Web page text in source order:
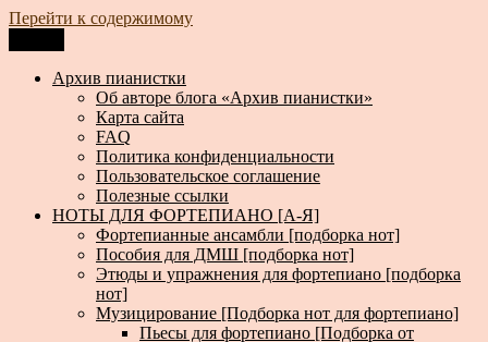
Перейти к содержимому
Архив пианистки
Всё для пианистов: ноты, книги, музыка, статьи…
Архив пианистки
Об авторе блога «Архив пианистки»
Карта сайта
FAQ
Политика конфиденциальности
Пользовательское соглашение
Полезные ссылки
НОТЫ ДЛЯ ФОРТЕПИАНО [А-Я]
Фортепианные ансамбли [подборка нот]
Пособия для ДМШ [подборка нот]
Этюды и упражнения для фортепиано [подборка
нот]
Музицирование [Подборка нот для фортепиано]
Пьесы для фортепиано [Подборка от